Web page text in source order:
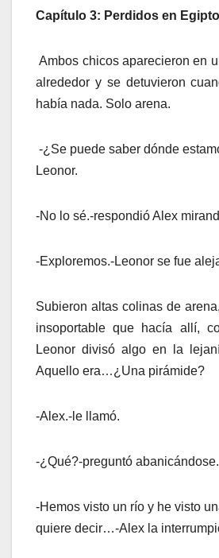
Capítulo 3: Perdidos en
Ambos chicos aparecieron en
alrededor y se detuvieron
había nada. Solo arena.
-¿Se puede saber dónde
Leonor.
-No lo sé.-respondió Alex
-Exploremos.-Leonor se fue
Subieron altas colinas de
insoportable que hacía allí,
Leonor divisó algo en la
Aquello era…¿Una pirámide?
-Alex.-le llamó.
-¿Qué?-preguntó abanicándose.
-Hemos visto un río y he visto
quiere decir…-Alex la